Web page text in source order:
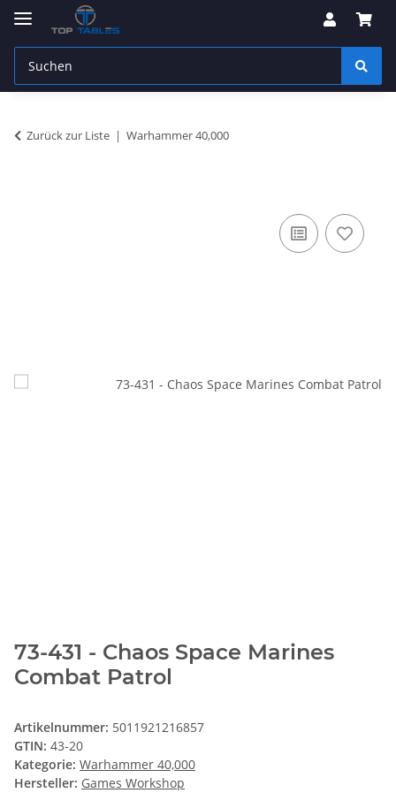
Zurück zur Liste Warhammer 40,000
73-431 - Chaos Space Marines
Combat Patrol
Artikelnummer: 5011921216857
GTIN: 43-20
Kategorie: Warhammer 40,000
Hersteller: Games Workshop